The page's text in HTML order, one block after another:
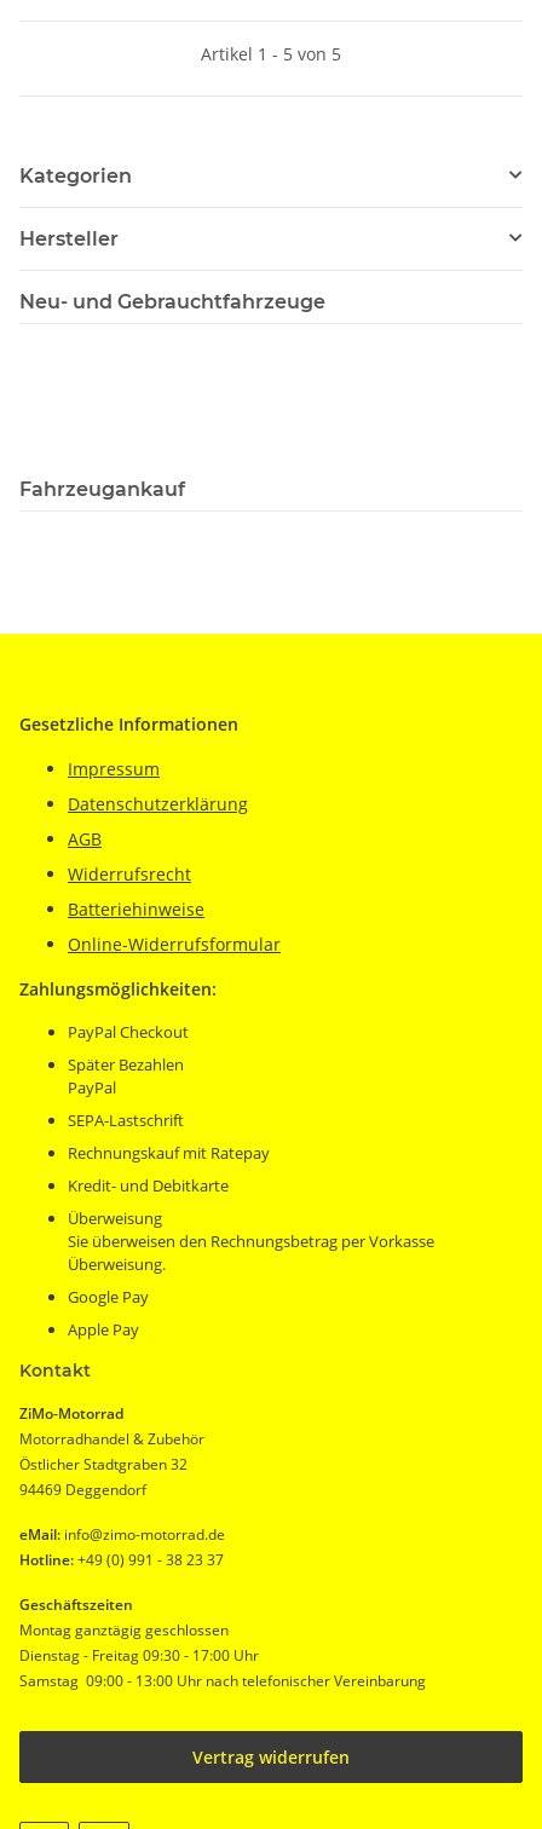
Artikel 1 - 5 von 5
Kategorien
Hersteller
Neu- und Gebrauchtfahrzeuge
Fahrzeugankauf
Gesetzliche Informationen
Impressum
Datenschutzerklärung
AGB
Widerrufsrecht
Batteriehinweise
Online-Widerrufsformular
Zahlungsmöglichkeiten:
PayPal Checkout
Später Bezahlen
PayPal
SEPA-Lastschrift
Rechnungskauf mit Ratepay
Kredit- und Debitkarte
Überweisung
Sie überweisen den Rechnungsbetrag per Vorkasse
Überweisung.
Google Pay
Apple Pay
Kontakt
ZiMo-Motorrad
Motorradhandel & Zubehör
Östlicher Stadtgraben 32
94469 Deggendorf
eMail: info@zimo-motorrad.de
Hotline:+49 (0) 991 - 38 23 37
Geschäftszeiten
Montag ganztägig geschlossen
Dienstag - Freitag 09:30 - 17:00 Uhr
Samstag 09:00 - 13:00 Uhr nach telefonischer Vereinbarung
Vertrag widerrufen